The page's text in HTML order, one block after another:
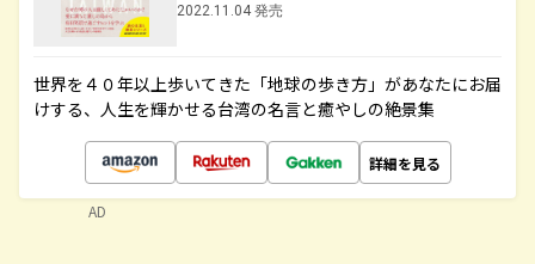
2022.11.04 発売
世界を４０年以上歩いてきた「地球の歩き方」があなたにお届
けする、人生を輝かせる台湾の名言と癒やしの絶景集
詳細を見る
AD